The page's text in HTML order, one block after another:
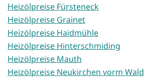
Heizölpreise Fürsteneck
Heizölpreise Grainet
Heizölpreise Haidmühle
Heizölpreise Hinterschmiding
Heizölpreise Mauth
Heizölpreise Neukirchen vorm Wald